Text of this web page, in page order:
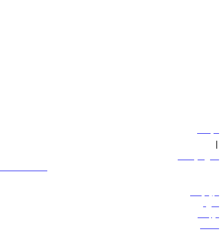
سياساتنا
|
الشروط والأحكام
600 544 445
حجز الرحلات
العروض
الوجهات
الأمتعة